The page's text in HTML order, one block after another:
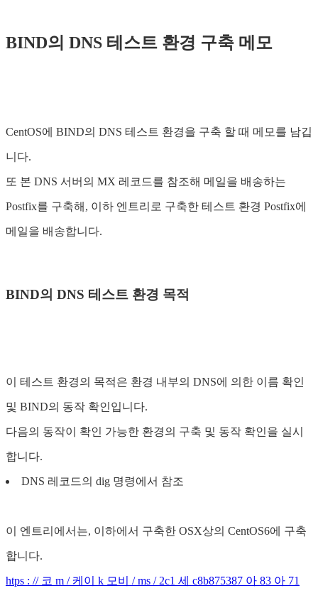
BIND의 DNS 테스트 환경 구축 메모
CentOS에 BIND의 DNS 테스트 환경을 구축 할 때 메모를 남깁
니다.
또 본 DNS 서버의 MX 레코드를 참조해 메일을 배송하는
Postfix를 구축해, 이하 엔트리로 구축한 테스트 환경 Postfix에
메일을 배송합니다.
BIND의 DNS 테스트 환경 목적
이 테스트 환경의 목적은 환경 내부의 DNS에 의한 이름 확인
및 BIND의 동작 확인입니다.
다음의 동작이 확인 가능한 환경의 구축 및 동작 확인을 실시
합니다.
DNS 레코드의 dig 명령에서 참조
이 엔트리에서는, 이하에서 구축한 OSX상의 CentOS6에 구축
합니다.
htps : // 코 m / 케이 k 모비 / ms / 2c1 세 c8b875387 아 83 아 71